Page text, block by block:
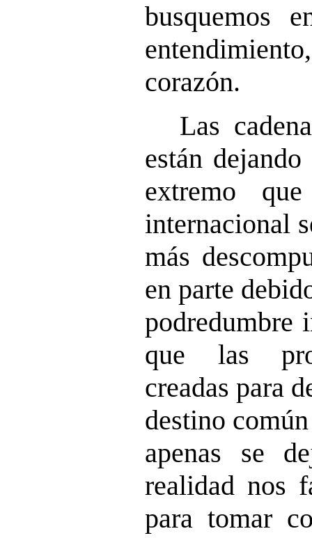
busquemos
corazón.
Las
están
extremo
internacional
más
en parte
podredumbre
que las
creadas para
destino
apenas se
realidad nos
para tomar